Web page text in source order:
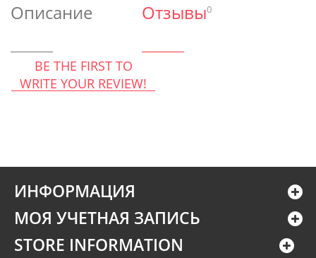
Описание Отзывы0
BE THE FIRST TO
WRITE YOUR REVIEW!
ИНФОРМАЦИЯ
МОЯ УЧЕТНАЯ ЗАПИСЬ
STORE INFORMATION